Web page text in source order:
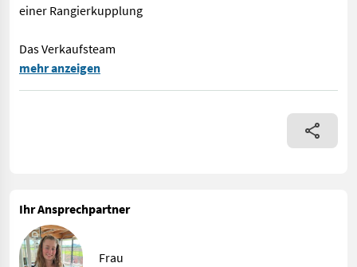
einer Rangierkupplung
Das Verkaufsteam
Nr. 72921 Front- oder Heckgewicht - mit 450kg - mit 3-
mehr anzeigen
Ihr Ansprechpartner
Frau